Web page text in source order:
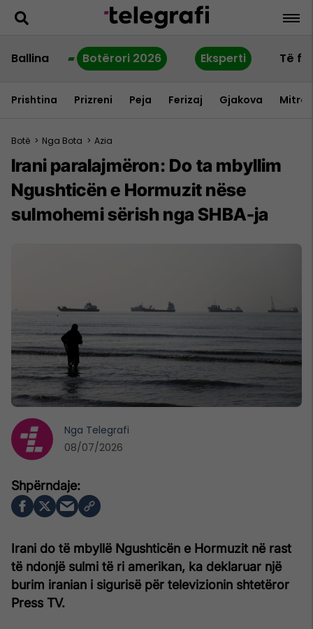
Ballina Botërori 2026 Eksperti Të
Prishtina Prizreni Peja Ferizaj Gjakova
Botë > Nga Bota > Azia
Irani paralajmëron: Do ta mbyllim
Ngushticën e Hormuzit nëse
sulmohemi sërish nga SHBA-ja
Irani do të mbyllë Ngushticën e Hormuzit në rast
të ndonjë sulmi të ri amerikan, ka deklaruar një
burim iranian i sigurisë për televizionin shtetëror
Press TV.
Nga Telegrafi
08/07/2026